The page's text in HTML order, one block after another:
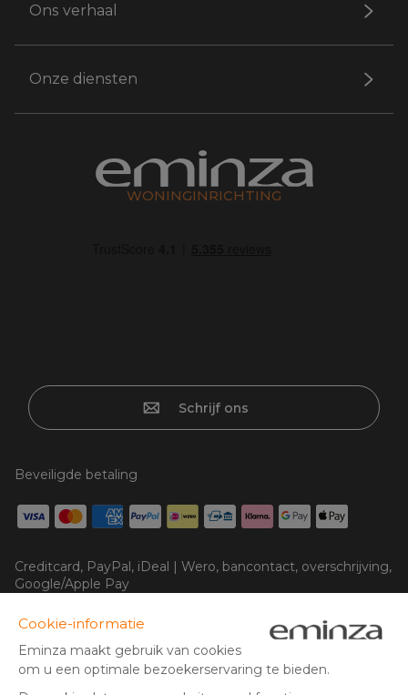
Ons verhaal
Onze diensten
WONINGINRICHTING
Schrijf ons
Beveiligde betaling
Creditcard, PayPal, iDeal | Wero, bancontact, overschrijving,
Google/Apple Pay
Volg ons op: